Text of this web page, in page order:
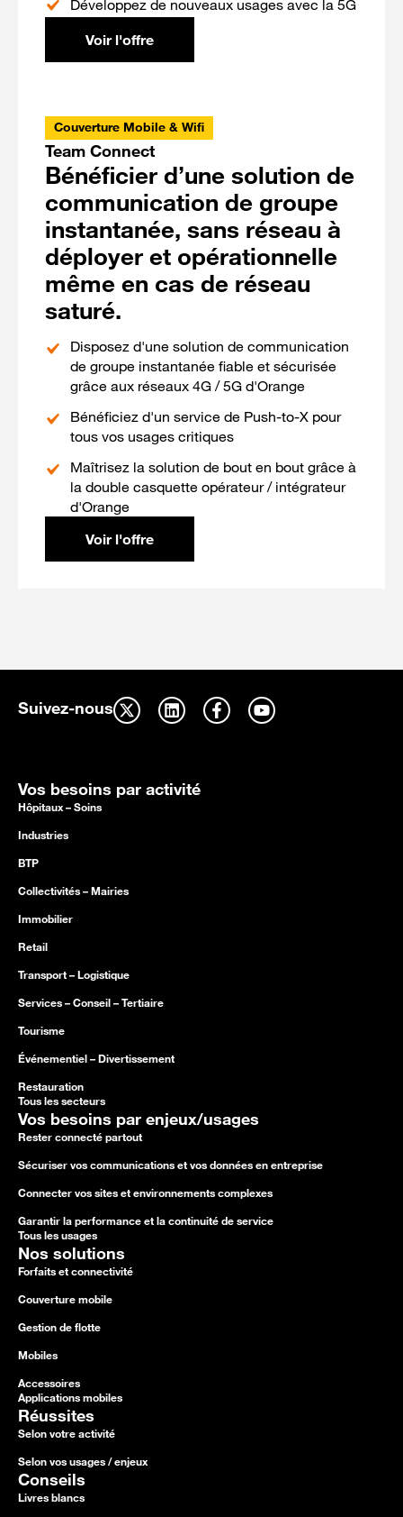
Développez de nouveaux usages avec la 5G
Voir l'offre
Couverture Mobile & Wifi
Team Connect
Bénéficier d’une solution de
communication de groupe
instantanée, sans réseau à
déployer et opérationnelle
même en cas de réseau
saturé.
Disposez d'une solution de communication
de groupe instantanée fiable et sécurisée
grâce aux réseaux 4G / 5G d'Orange
Bénéficiez d'un service de Push-to-X pour
tous vos usages critiques
Maîtrisez la solution de bout en bout grâce à
la double casquette opérateur / intégrateur
d'Orange
Voir l'offre
Suivez-nous
Vos besoins par activité
Hôpitaux – Soins
Industries
BTP
Collectivités – Mairies
Immobilier
Retail
Transport – Logistique
Services – Conseil – Tertiaire
Tourisme
Événementiel – Divertissement
Restauration
Tous les secteurs
Vos besoins par enjeux/usages
Rester connecté partout
Sécuriser vos communications et vos données en entreprise
Connecter vos sites et environnements complexes
Garantir la performance et la continuité de service
Tous les usages
Nos solutions
Forfaits et connectivité
Couverture mobile
Gestion de flotte
Mobiles
Accessoires
Applications mobiles
Réussites
Selon votre activité
Selon vos usages / enjeux
Conseils
Livres blancs